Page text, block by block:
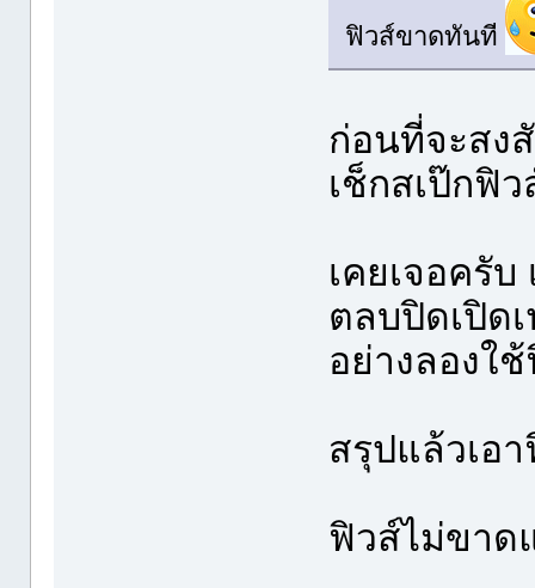
ฟิวส์ขาดทันที
ก่อนที่จะสง
เช็กสเป๊กฟิ
เคยเจอครั
ตลบปิดเปิด
อย่างลองใ
สรุปแล้วเอ
ฟิวส์ไม่ขาด